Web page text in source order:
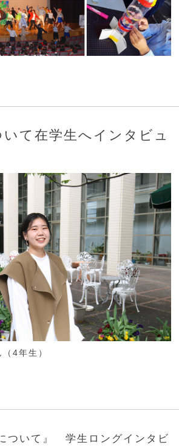
て在学生へインタビュ
4年生）
ついて』 学生ロングインタビ